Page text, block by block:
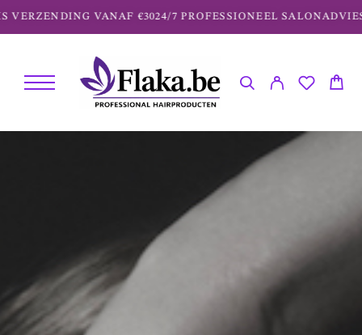
VANAF €3024/7 PROFESSIONEEL SALONADVIES